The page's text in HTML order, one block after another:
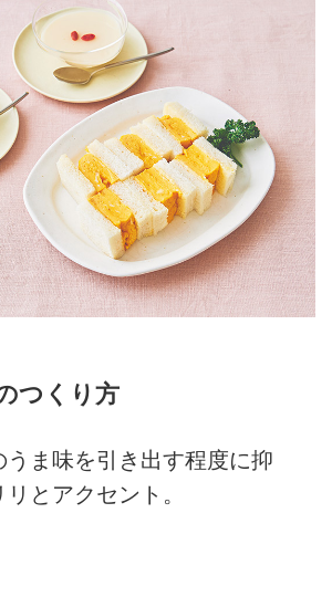
つくり方
うま味を引き出す程度に抑
とアクセント。